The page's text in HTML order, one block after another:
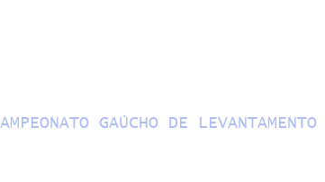
GAÚCHO DE